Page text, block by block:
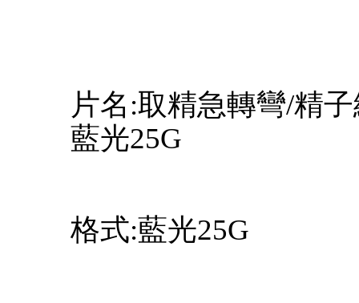
片名:取精急轉彎/精子
藍光25G
格式:藍光25G